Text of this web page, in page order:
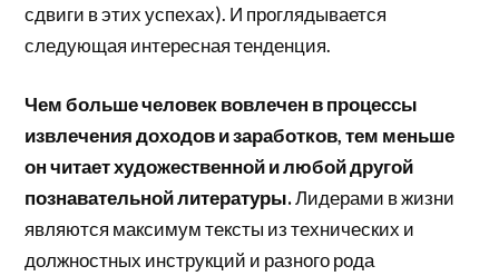
сдвиги в этих успехах). И проглядывается
следующая интересная тенденция.
Чем больше человек вовлечен в процессы
извлечения доходов и заработков, тем меньше
он читает художественной и любой другой
познавательной литературы.Лидерами в жизни
являются максимум тексты из технических и
должностных инструкций и разного рода